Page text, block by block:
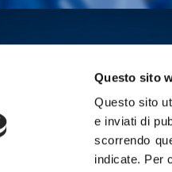
Questo sito
Questo sito
e inviati di
scorrendo
indicate. Per